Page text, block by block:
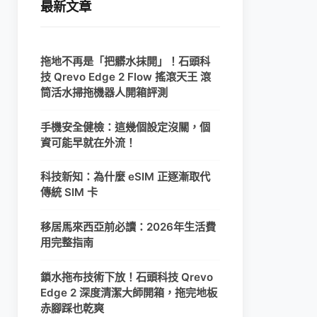
最新文章
拖地不再是「把髒水抹開」！石頭科
技 Qrevo Edge 2 Flow 搖滾天王 滾
筒活水掃拖機器人開箱評測
手機安全健檢：這幾個設定沒關，個
資可能早就在外流！
科技新知：為什麼 eSIM 正逐漸取代
傳統 SIM 卡
移居馬來西亞前必讀：2026年生活費
用完整指南
鎖水拖布技術下放！石頭科技 Qrevo
Edge 2 深度清潔大師開箱，拖完地板
赤腳踩也乾爽